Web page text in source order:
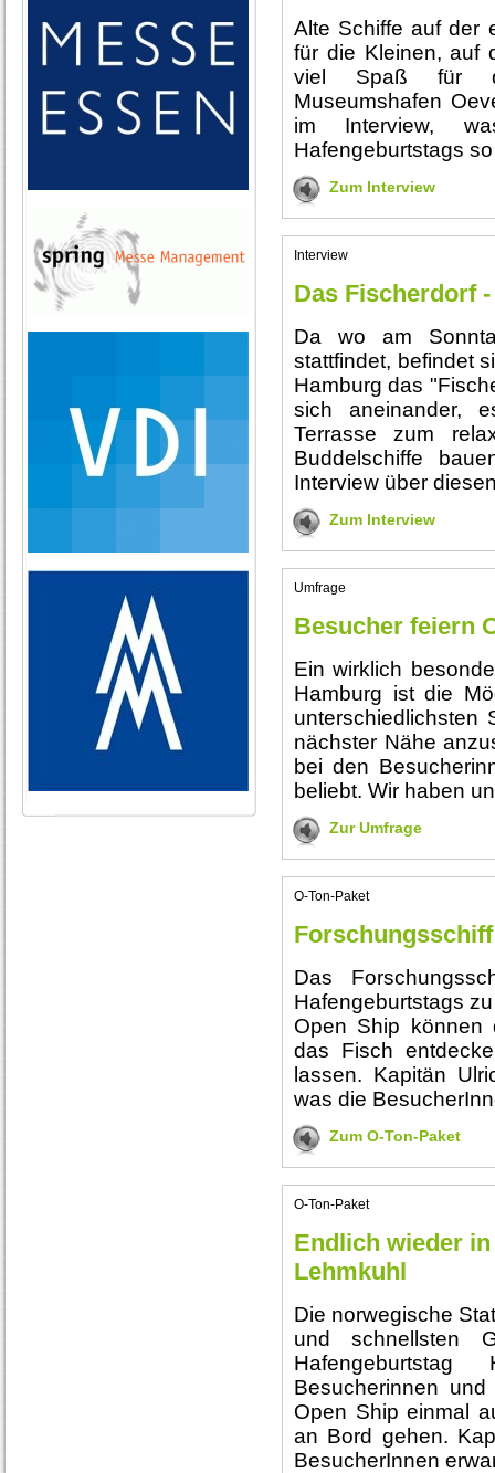
Alte Schiffe auf der
für die Kleinen, auf
viel Spaß für
Museumshafen
im Interview,
Hafengeburtstags
Zum Interview
Interview
Das Fischerdorf
Da wo am
stattfindet, befindet
Hamburg das
sich aneinander,
Terrasse zum
Buddelschiffe
Interview über
Zum Interview
Umfrage
Besucher feiern
Ein wirklich
Hamburg ist die
unterschiedlichsten
nächster Nähe
bei den
beliebt. Wir haben
Zur Umfrage
O-Ton-Paket
Das
Hafengeburtstags
Open Ship können
das Fisch
lassen. Kapitän
was die
Zum O-Ton-Paket
O-Ton-Paket
Endlich wieder
Lehmkuhl
Die norwegische
und schnellsten
Besucherinnen
Open Ship einmal
an Bord gehen.
BesucherInnen